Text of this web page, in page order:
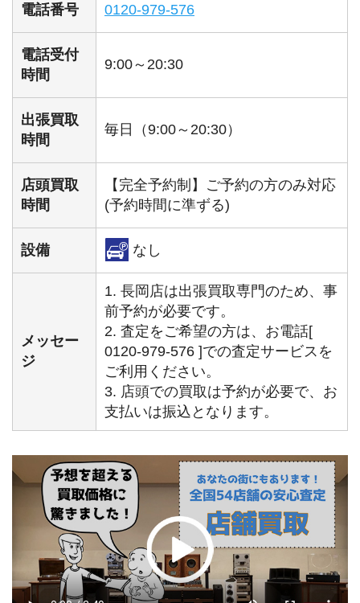
電話番号 0120-979-576
電話受付
時間
9:00～20:30
出張買取
時間
毎日（9:00～20:30）
店頭買取
時間
【完全予約制】ご予約の方のみ対応
(予約時間に準ずる)
設備 なし
メッセー
ジ
1. 長岡店は出張買取専門のため、事
前予約が必要です。
2. 査定をご希望の方は、お電話[
0120-979-576 ]での査定サービスを
ご利用ください。
3. 店頭での買取は予約が必要で、お
支払いは振込となります。